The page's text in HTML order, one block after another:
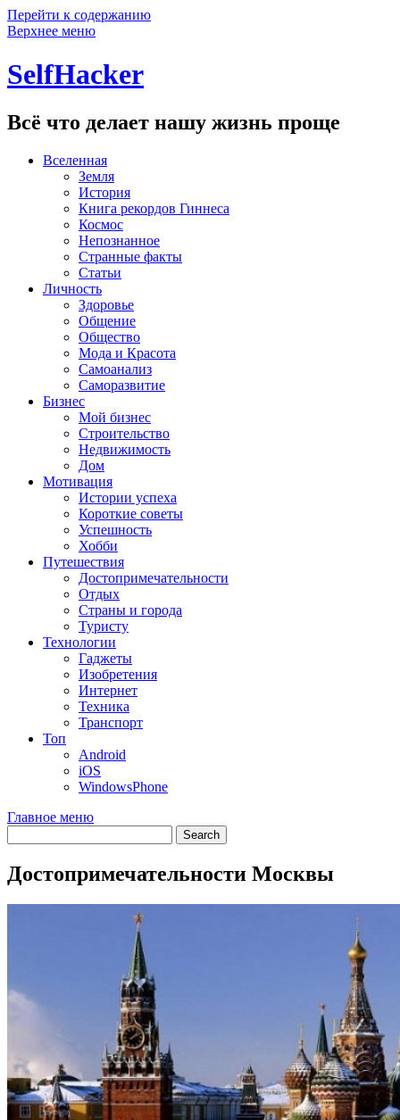
Перейти к содержанию
Верхнее меню
SelfHacker
Всё что делает нашу жизнь проще
Вселенная
Земля
История
Книга рекордов Гиннеса
Космос
Непознанное
Странные факты
Статьи
Личность
Здоровье
Общение
Общество
Мода и Красота
Самоанализ
Саморазвитие
Бизнес
Мой бизнес
Строительство
Недвижимость
Дом
Мотивация
Истории успеха
Короткие советы
Успешность
Хобби
Путешествия
Достопримечательности
Отдых
Страны и города
Туристу
Технологии
Гаджеты
Изобретения
Интернет
Техника
Транспорт
Топ
Android
iOS
WindowsPhone
Главное меню
Достопримечательности Москвы